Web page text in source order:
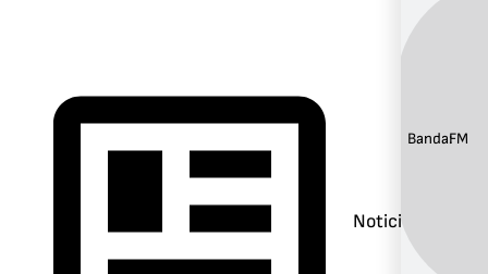
Noticias
Banda:FM